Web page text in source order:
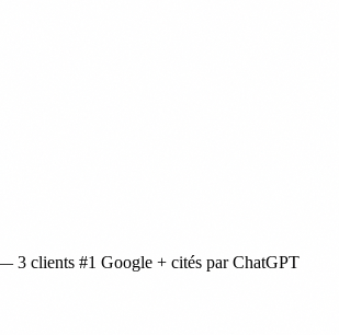
3 clients #1 Google + cités par ChatGPT